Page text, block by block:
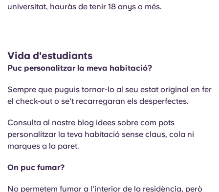
universitat, hauràs de tenir 18 anys o més.
Vida d'estudiants
Puc personalitzar la meva habitació?
Sempre que puguis tornar-lo al seu estat original en fer
el check-out o se't recarregaran els desperfectes.
Consulta al nostre blog idees sobre com pots
personalitzar la teva habitació sense claus, cola ni
marques a la paret.
On puc fumar?
No permetem fumar a l'interior de la residència, però